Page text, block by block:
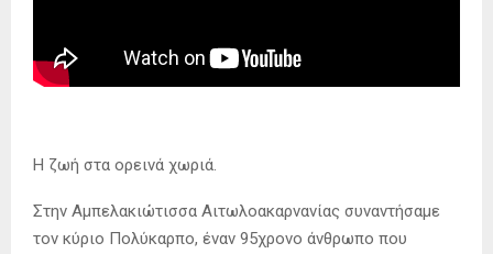
Η ζωή στα ορεινά χωριά.
Στην Αμπελακιώτισσα Αιτωλοακαρνανίας συναντήσαμε
τον κύριο Πολύκαρπο, έναν 95χρονο άνθρωπο που